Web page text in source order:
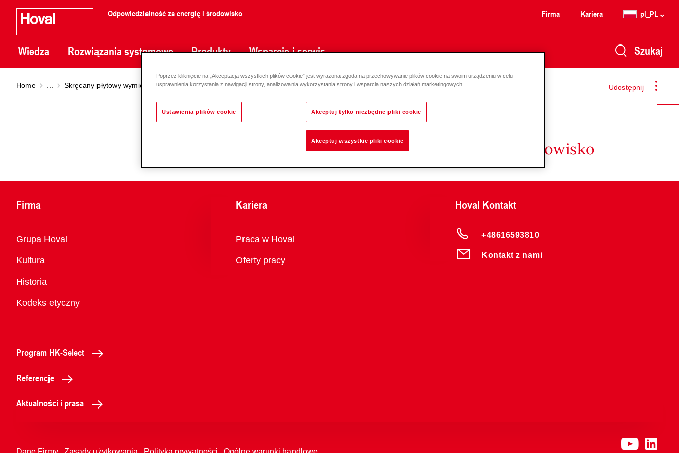
Odpowiedzialność za energię i środowisko
Wiedza Rozwiązania systemowe Produkty Wsparcie i serwis
Firma Kariera pl_PL
Szukaj
Udostępnij
Home Skręcany płytowy wymiennik ciepła PHE przykręcone
Odpowiedzialność za energię i środowisko
Firma
Przegląd
Grupa Hoval
Kultura
Historia
Kodeks etyczny
Kariera
Przegląd
Praca w Hoval
Oferty pracy
Hoval Kontakt
+48616593810
Kontakt z nami
Program HK-Select
Referencje
Aktualności i prasa
Poprzez kliknięcie na „Akceptacja wszystkich plików cookie” jest wyrażona zgoda na przechowywanie plików cookie na swoim urządzeniu w celu
usprawnienia korzystania z nawigacji strony, analizowania wykorzystania strony i wsparcia naszych działań marketingowych.
Ustawienia plików cookie Akceptuj tylko niezbędne pliki cookie
Akceptuj wszystkie pliki cookie